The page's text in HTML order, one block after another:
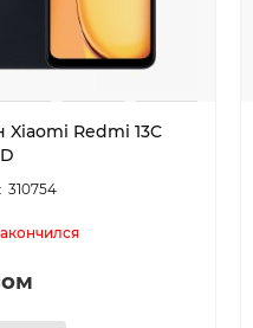
Redmi 13C
310754